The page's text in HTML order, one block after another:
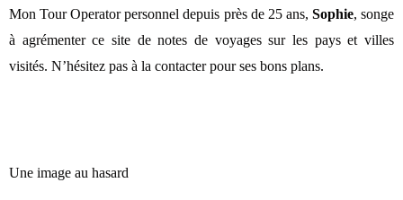
Mon Tour Operator personnel depuis près de 25 ans, Sophie, songe
à agrémenter ce site de notes de voyages sur les pays et villes
visités. N’hésitez pas à la contacter pour ses bons plans.
Une image au hasard